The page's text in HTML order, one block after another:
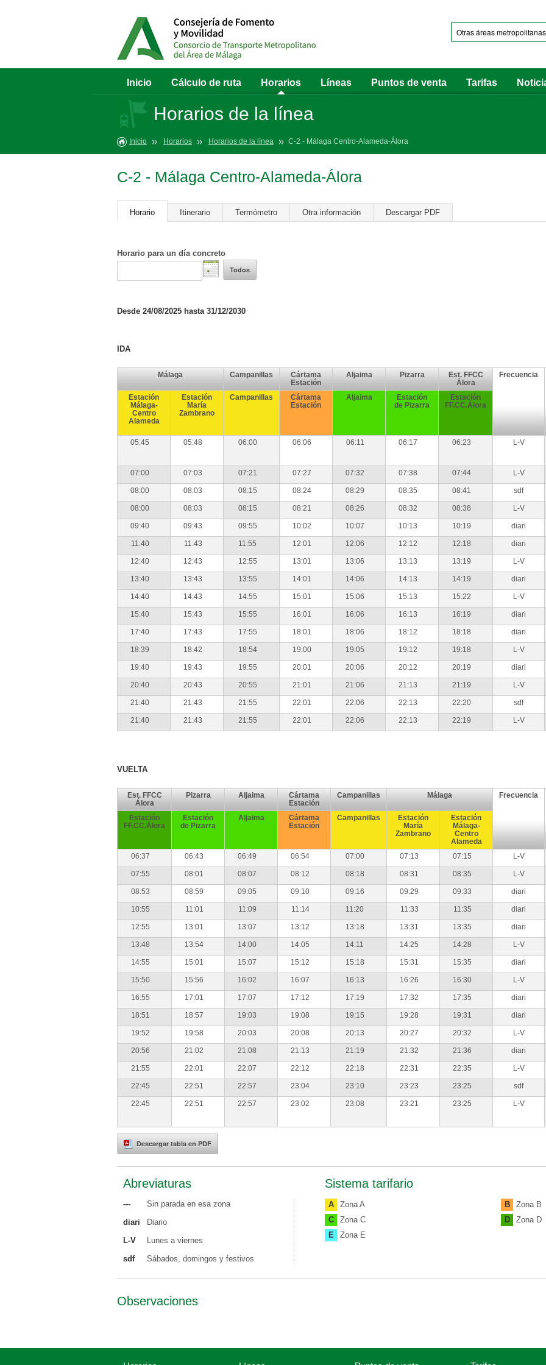
Inicio Cálculo de ruta Horarios Líneas Puntos de venta Tarifas
Horarios de la línea
Inicio Horarios Horarios de la línea C-2 - Málaga Centro-Alameda-Álora
C-2 - Málaga Centro-Alameda-Álora
Horario Itinerario Termómetro Otra información Descargar PDF
Horario para un día concreto
Todos
Desde 24/08/2025 hasta 31/12/2030
IDA
Málaga Campanillas
Cártama
Estación
Aljaima Pizarra
Est. FFCC
Álora
Frecuencia
Estación
Málaga-
Centro
Alameda
Estación
María
Zambrano
Campanillas
Cártama
Estación
Aljaima
Estación
de Pizarra
Estación
FF.CC.Álora
05:45 05:48 06:00 06:06 06:11 06:17 06:23 L-V
07:00
07:03 07:21 07:27 07:32 07:38 07:44 L-V
08:00 08:03 08:15 08:24 08:29 08:35 08:41 sdf
08:00 08:03 08:15 08:21 08:26 08:32 08:38 L-V
09:40 09:43 09:55 10:02 10:07 10:13 10:19 diari
11:40 11:43 11:55 12:01 12:06 12:12 12:18 diari
12:40 12:43 12:55 13:01 13:06 13:13 13:19 L-V
13:40 13:43 13:55 14:01 14:06 14:13 14:19 diari
14:40 14:43 14:55 15:01 15:06 15:13 15:22 L-V
15:40 15:43 15:55 16:01 16:06 16:13 16:19 diari
17:40 17:43 17:55 18:01 18:06 18:12 18:18 diari
18:39 18:42 18:54 19:00 19:05 19:12 19:18 L-V
19:40 19:43 19:55 20:01 20:06 20:12 20:19 diari
20:40 20:43 20:55 21:01 21:06 21:13 21:19 L-V
21:40 21:43 21:55 22:01 22:06 22:13 22:20 sdf
21:40 21:43 21:55 22:01 22:06 22:13 22:19 L-V
VUELTA
Est. FFCC
Álora
Pizarra Aljaima
Cártama
Estación
Campanillas Málaga Frecuencia
Estación
FF.CC.Álora
Estación
de Pizarra
Aljaima
Cártama
Estación
Campanillas
Estación
María
Zambrano
Estación
Málaga-
Centro
Alameda
06:37
06:43 06:49 06:54 07:00 07:13 07:15 L-V
07:55 08:01 08:07 08:12 08:18 08:31 08:35 L-V
08:53 08:59 09:05 09:10 09:16 09:29 09:33 diari
10:55 11:01 11:09 11:14 11:20 11:33 11:35 diari
12:55 13:01 13:07 13:12 13:18 13:31 13:35 diari
13:48 13:54 14:00 14:05 14:11 14:25 14:28 L-V
14:55 15:01 15:07 15:12 15:18 15:31 15:35 diari
15:50 15:56 16:02 16:07 16:13 16:26 16:30 L-V
16:55 17:01 17:07 17:12 17:19 17:32 17:35 diari
18:51 18:57 19:03 19:08 19:15 19:28 19:31 diari
19:52 19:58 20:03 20:08 20:13 20:27 20:32 L-V
20:56 21:02 21:08 21:13 21:19 21:32 21:36 diari
21:55 22:01 22:07 22:12 22:18 22:31 22:35 L-V
22:45 22:51 22:57 23:04 23:10 23:23 23:25 sdf
22:45 22:51 22:57 23:02 23:08 23:21 23:25 L-V
Descargar tabla en PDF
Abreviaturas
---
Sin parada en esa zona
diari
Diario
L-V
Lunes a viernes
sdf
Sábados, domingos y festivos
Sistema tarifario
A Zona A B
Zona B
C
Zona C D
Zona D
E
Zona E
Observaciones